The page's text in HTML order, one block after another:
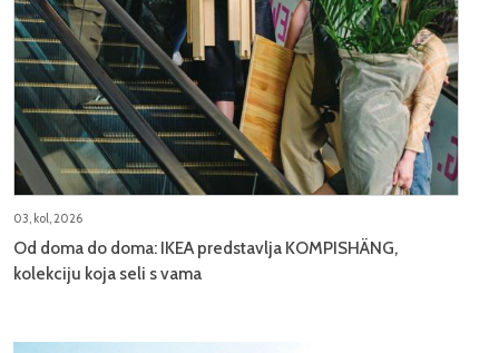
03, kol, 2026
Od doma do doma: IKEA predstavlja KOMPISHÄNG,
kolekciju koja seli s vama